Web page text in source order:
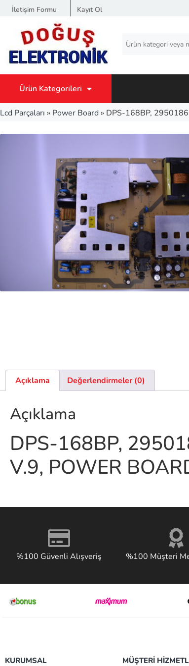
İletişim Formu Kayıt Ol
Ürün Kategorileri
Lcd Parçaları » Power Board » DPS-168BP,
Açıklama Değerlendirmeler (0)
Açıklama
DPS-168BP,
V.9, POWER
%100 Güvenli Alışveriş %100 Müşteri
KURUMSAL MÜŞTERİ